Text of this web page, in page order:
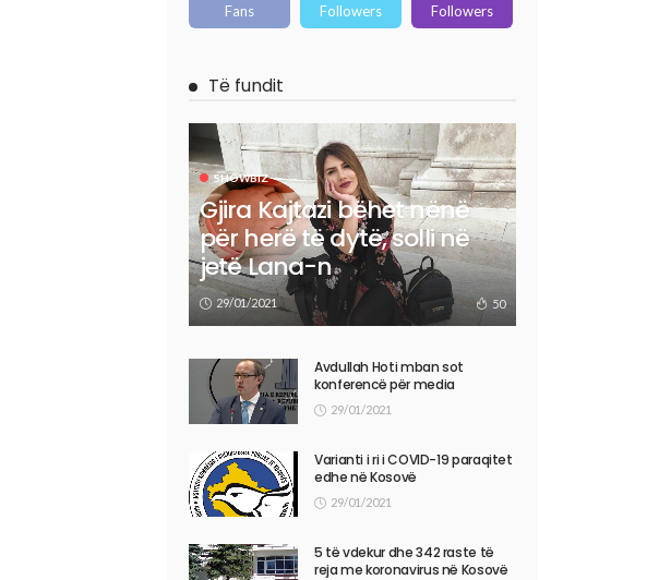
Fans Followers Followers
Të fundit
SHOWBIZ
Gjira Kajtazi bëhet nënë
për herë të dytë, solli në
jetë Lana-n
29/01/2021 50
Avdullah Hoti mban sot
konferencë për media
29/01/2021
Varianti i ri i COVID-19 paraqitet
edhe në Kosovë
29/01/2021
5 të vdekur dhe 342 raste të
reja me koronavirus në Kosovë